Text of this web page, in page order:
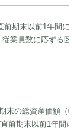
前期末以前1年間にお
従業員数に応ずる区分
末の総資産価額（帳
前期末以前1年間に